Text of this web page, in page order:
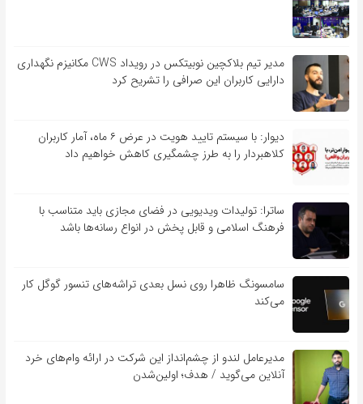
مدیر تیم بلاکچین نوبیتکس در رویداد CWS مکانیزم نگهداری
دارایی کاربران این صرافی را تشریح کرد
دیوار: با سیستم تایید هویت در عرض ۶ ماه، آمار کاربران
کلاهبردار را به طرز چشمگیری کاهش خواهیم داد
ساترا: تولیدات ویدیویی در فضای مجازی باید متناسب با
فرهنگ اسلامی و قابل پخش در انواع رسانه‌ها باشد
سامسونگ ظاهرا روی نسل بعدی تراشه‌های تنسور گوگل کار
می‌کند
مدیرعامل لندو از چشم‌انداز این شرکت در ارائه وام‌های خرد
آنلاین می‌گوید / هدف؛ اولین‌شدن